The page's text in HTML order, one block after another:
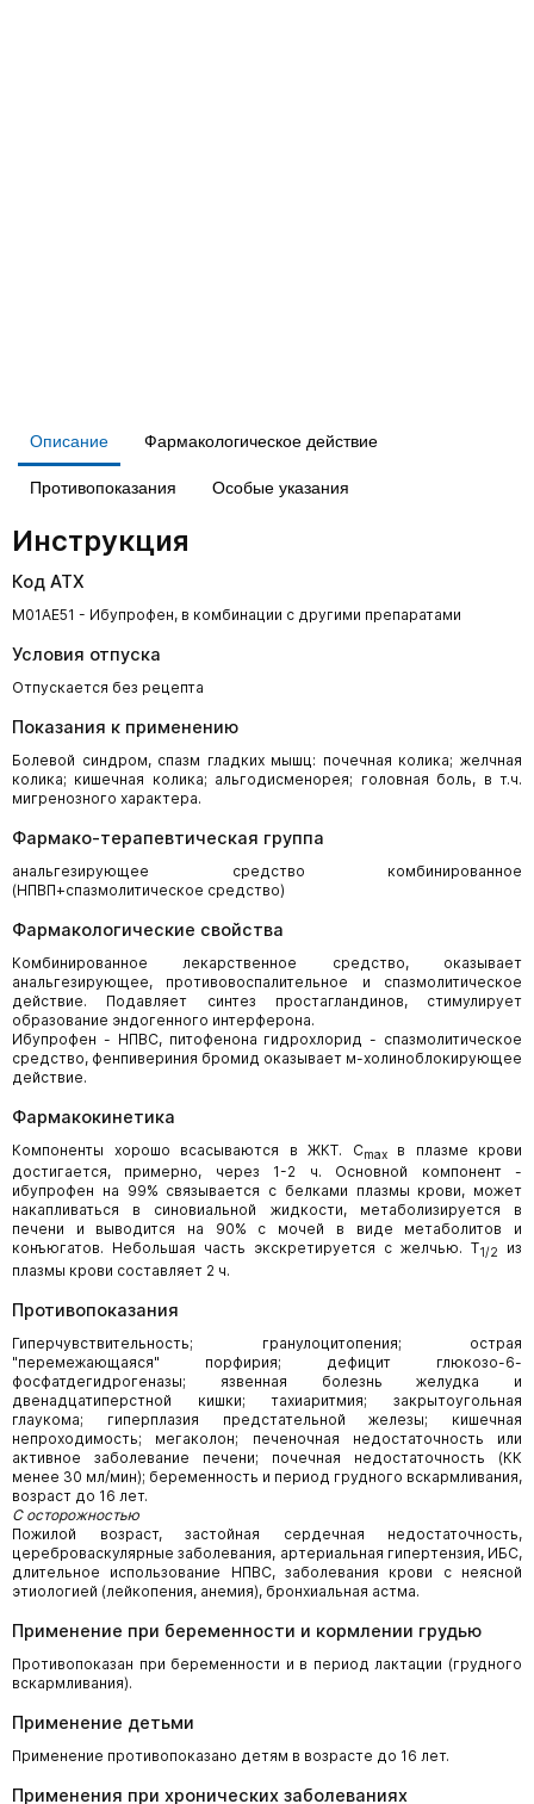
Описание Фармакологическое действие
Противопоказания Особые указания
Инструкция
Код АТХ
M01AE51 - Ибупрофен, в комбинации с другими препаратами
Условия отпуска
Отпускается без рецепта
Показания к применению
Болевой синдром, спазм гладких мышц: почечная колика; желчная
колика; кишечная колика; альгодисменорея; головная боль, в т.ч.
мигренозного характера.
Фармако-терапевтическая группа
анальгезирующее средство комбинированное
(НПВП+спазмолитическое средство)
Фармакологические свойства
Комбинированное лекарственное средство, оказывает
анальгезирующее, противовоспалительное и спазмолитическое
действие. Подавляет синтез простагландинов, стимулирует
образование эндогенного интерферона.
Ибупрофен - НПВС, питофенона гидрохлорид - спазмолитическое
средство, фенпивериния бромид оказывает м-холиноблокирующее
действие.
Фармакокинетика
Компоненты хорошо всасываются в ЖКТ. Cmax в плазме крови
достигается, примерно, через 1-2 ч. Основной компонент -
ибупрофен на 99% связывается с белками плазмы крови, может
накапливаться в синовиальной жидкости, метаболизируется в
печени и выводится на 90% с мочей в виде метаболитов и
конъюгатов. Небольшая часть экскретируется с желчью. T1/2 из
плазмы крови составляет 2 ч.
Противопоказания
Гиперчувствительность; гранулоцитопения; острая
"перемежающаяся" порфирия; дефицит глюкозо-6-
фосфатдегидрогеназы; язвенная болезнь желудка и
двенадцатиперстной кишки; тахиаритмия; закрытоугольная
глаукома; гиперплазия предстательной железы; кишечная
непроходимость; мегаколон; печеночная недостаточность или
активное заболевание печени; почечная недостаточность (КК
менее 30 мл/мин); беременность и период грудного вскармливания,
возраст до 16 лет.
C осторожностью
Пожилой возраст, застойная сердечная недостаточность,
цереброваскулярные заболевания, артериальная гипертензия, ИБС,
длительное использование НПВС, заболевания крови с неясной
этиологией (лейкопения, анемия), бронхиальная астма.
Применение при беременности и кормлении грудью
Противопоказан при беременности и в период лактации (грудного
вскармливания).
Применение детьми
Применение противопоказано детям в возрасте до 16 лет.
Применения при хронических заболеваниях